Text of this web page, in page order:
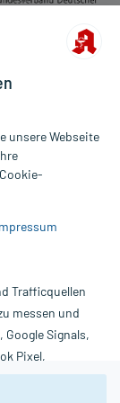
für
Bitte
benutzt
Hinweise in
Bestellung
unsere Webseite
Trafficquellen
messen und
Signals,
Pixel,